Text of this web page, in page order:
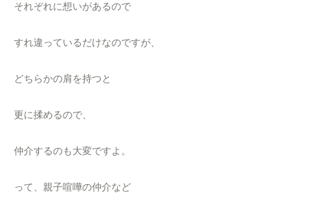
それぞれに想いがあるので
すれ違っているだけなのですが、
どちらかの肩を持つと
更に揉めるので、
仲介するのも大変ですよ。
って、親子喧嘩の仲介など